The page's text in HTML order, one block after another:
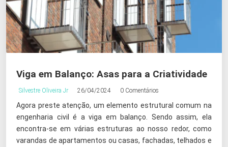
Viga em Balanço: Asas para a Criatividade
Silvestre Oliveira Jr 26/04/2024 0 Comentários
Agora preste atenção, um elemento estrutural comum na
engenharia civil é a viga em balanço. Sendo assim, ela
encontra-se em várias estruturas ao nosso redor, como
varandas de apartamentos ou casas, fachadas, telhados e